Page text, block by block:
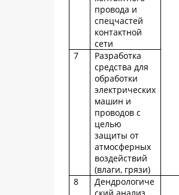
провода и
спецчастей
контактной
сети
7
Разработка
средства для
обработки
электрических
машин и
проводов с
целью
защиты от
атмосферных
воздействий
(влаги, грязи)
8
Дендрологиче